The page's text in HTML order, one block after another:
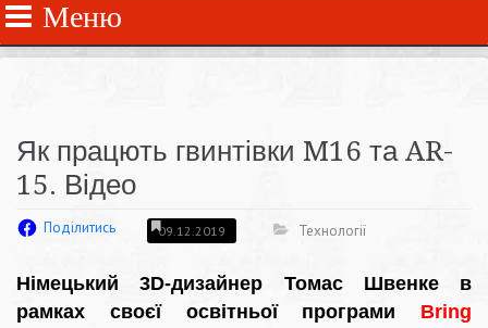
Меню
Як працють гвинтівки M16 та AR-
15. Відео
Поділитись 09.12.2019 Технології
Німецький 3D-дизайнер Томас Швенке в
рамках своєї освітньої програми Bring